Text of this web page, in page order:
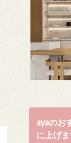
ayaのお
に上げま